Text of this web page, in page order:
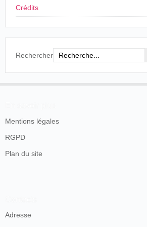
plusieurs reprises, il est finalement
Le Cinématographe (1897-1906)
Léon Chedeville, probablement le
leur intérêt commun. Même s'il
présomptions pour pouvoir affirmer qu'il
d'autres sources, qu'il s'agit bien de
Crédits
Rechercher
Mentions légales
RGPD
Plan du site
Adresse